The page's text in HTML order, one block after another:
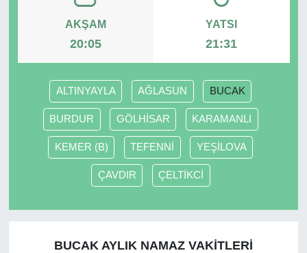
AKŞAM
20:05
YATSI
21:31
ALTINYAYLA AĞLASUN BUCAK
BURDUR GÖLHİSAR KARAMANLI
KEMER (B) TEFENNİ YEŞİLOVA
ÇAVDIR ÇELTİKCİ
BUCAK AYLIK NAMAZ VAKITLERI